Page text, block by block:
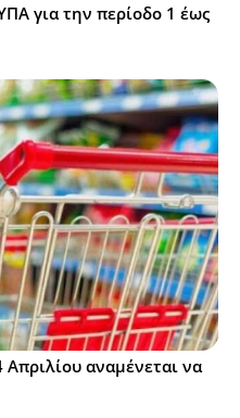
για την περίοδο 1 έως
αναμένεται να